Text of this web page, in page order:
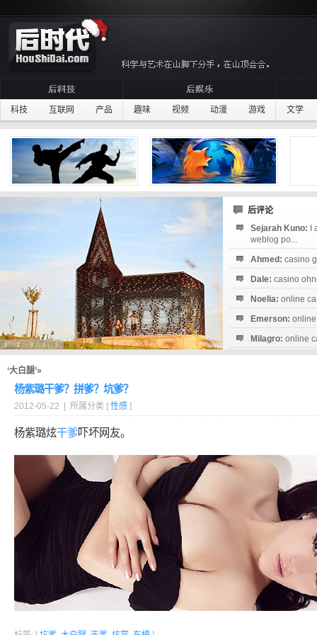
科技 互联网 产品 趣味 视频 动漫 游戏 文学
后评论
Sejarah Kuno:
weblog po...
Ahmed: casino
Dale: casino
Noelia: online
Emerson:
Milagro: online
‘大白腿’»
杨紫璐干爹？拼爹？坑爹？
2012-05-22 | 所属分类 [ 性感 ]
杨紫璐炫干爹吓坏网友。